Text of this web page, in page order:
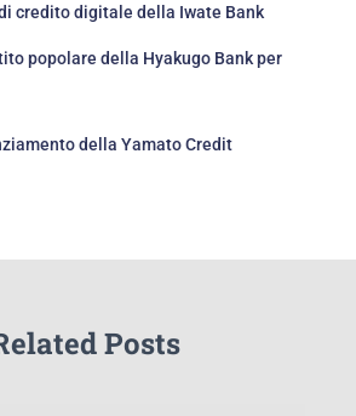
credito digitale della Iwate Bank
popolare della Hyakugo Bank per
della Yamato Credit
Posts